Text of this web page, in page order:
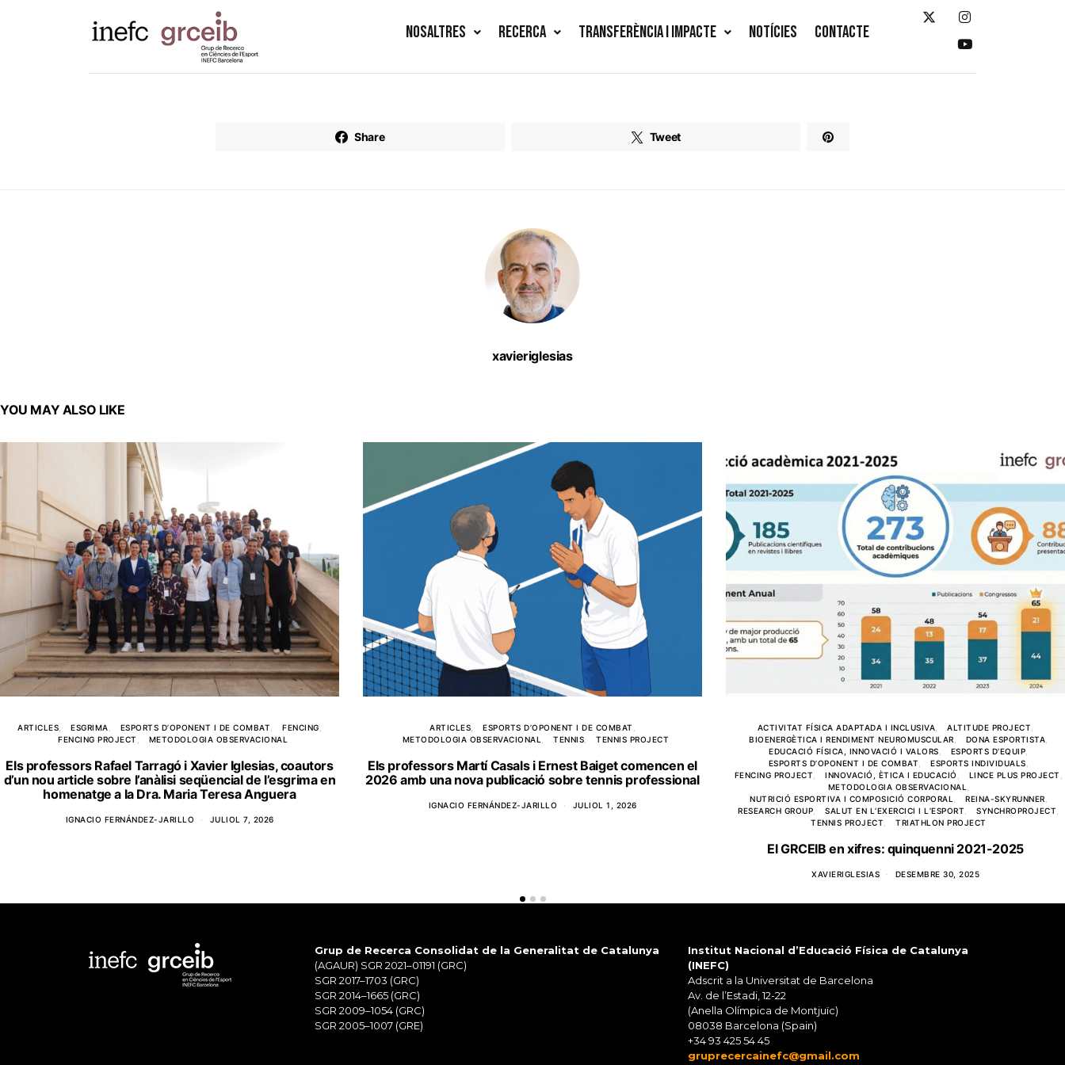
NOSALTRES RECERCA TRANSFERÈNCIA I IMPACTE NOTÍCIES CONTACTE
Share Tweet
xavieriglesias
YOU MAY ALSO LIKE
ARTICLES ESGRIMA ESPORTS D’OPONENT I DE COMBAT
FENCING
FENCING PROJECT
METODOLOGIA OBSERVACIONAL
Els professors Rafael Tarragó i Xavier Iglesias, coautors
d’un nou article sobre l’anàlisi seqüencial de l’esgrima en
homenatge a la Dra. Maria Teresa Anguera
IGNACIO FERNÁNDEZ-JARILLO JULIOL 7, 2026
ARTICLES
ESPORTS D’OPONENT I DE COMBAT
METODOLOGIA OBSERVACIONAL
TENNIS TENNIS PROJECT
Els professors Martí Casals i Ernest Baiget comencen el
2026 amb una nova publicació sobre tennis professional
IGNACIO FERNÁNDEZ-JARILLO JULIOL 1, 2026
ACTIVITAT FÍSICA ADAPTADA I INCLUSIVA
ALTITUDE PROJECT
BIOENERGÈTICA I RENDIMENT NEUROMUSCULAR
DONA ESPORTISTA
EDUCACIÓ FÍSICA, INNOVACIÓ I VALORS
ESPORTS D’EQUIP
ESPORTS D’OPONENT I DE COMBAT
ESPORTS INDIVIDUALS
FENCING PROJECT
INNOVACIÓ, ÈTICA I EDUCACIÓ
LINCE PLUS PROJECT
METODOLOGIA OBSERVACIONAL
NUTRICIÓ ESPORTIVA I COMPOSICIÓ CORPORAL
REINA-SKYRUNNER
RESEARCH GROUP
SALUT EN L’EXERCICI I L’ESPORT
SYNCHROPROJECT
TENNIS PROJECT
TRIATHLON PROJECT
El GRCEIB en xifres: quinquenni 2021-2025
XAVIERIGLESIAS DESEMBRE 30, 2025
Grup de Recerca Consolidat de la Generalitat de Catalunya
(AGAUR) SGR 2021–01191 (GRC)
SGR 2017–1703 (GRC)
SGR 2014–1665 (GRC)
SGR 2009–1054 (GRC)
SGR 2005–1007 (GRE)
Institut Nacional d’Educació Física de Catalunya
(INEFC)
Adscrit a la Universitat de Barcelona
Av. de l’Estadi, 12-22
(Anella Olímpica de Montjuïc)
08038 Barcelona (Spain)
+34 93 425 54 45
gruprecercainefc@gmail.com